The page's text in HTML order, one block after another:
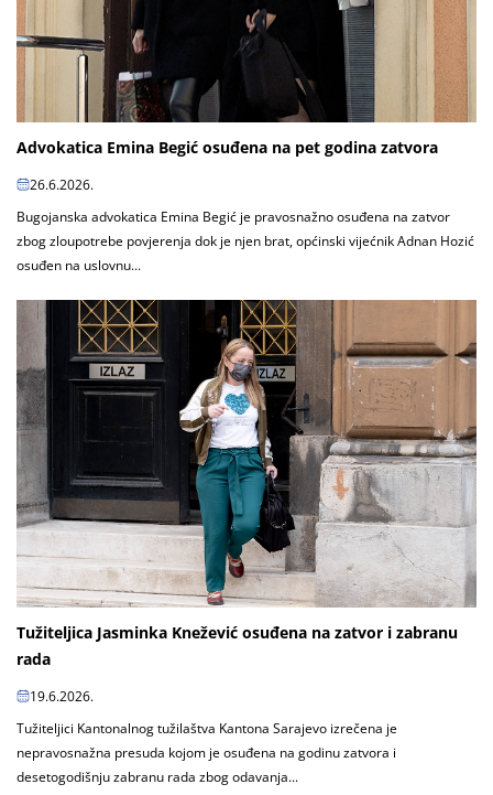
Advokatica Emina Begić osuđena na pet godina zatvora
26.6.2026.
Bugojanska advokatica Emina Begić je pravosnažno osuđena na zatvor
zbog zloupotrebe povjerenja dok je njen brat, općinski vijećnik Adnan Hozić
osuđen na uslovnu...
Tužiteljica Jasminka Knežević osuđena na zatvor i zabranu
rada
19.6.2026.
Tužiteljici Kantonalnog tužilaštva Kantona Sarajevo izrečena je
nepravosnažna presuda kojom je osuđena na godinu zatvora i
desetogodišnju zabranu rada zbog odavanja...